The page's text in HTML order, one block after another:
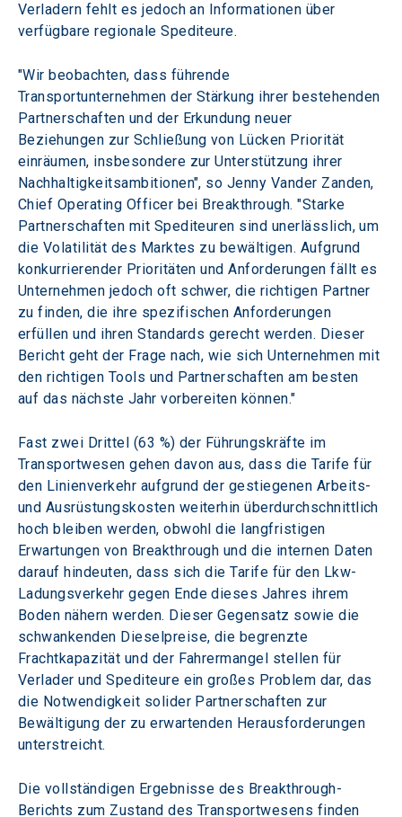
Verladern fehlt es jedoch an Informationen über
verfügbare regionale Spediteure.
"Wir beobachten, dass führende
Transportunternehmen der Stärkung ihrer bestehenden
Partnerschaften und der Erkundung neuer
Beziehungen zur Schließung von Lücken Priorität
einräumen, insbesondere zur Unterstützung ihrer
Nachhaltigkeitsambitionen", so Jenny Vander Zanden,
Chief Operating Officer bei Breakthrough. "Starke
Partnerschaften mit Spediteuren sind unerlässlich, um
die Volatilität des Marktes zu bewältigen. Aufgrund
konkurrierender Prioritäten und Anforderungen fällt es
Unternehmen jedoch oft schwer, die richtigen Partner
zu finden, die ihre spezifischen Anforderungen
erfüllen und ihren Standards gerecht werden. Dieser
Bericht geht der Frage nach, wie sich Unternehmen mit
den richtigen Tools und Partnerschaften am besten
auf das nächste Jahr vorbereiten können."
Fast zwei Drittel (63 %) der Führungskräfte im
Transportwesen gehen davon aus, dass die Tarife für
den Linienverkehr aufgrund der gestiegenen Arbeits-
und Ausrüstungskosten weiterhin überdurchschnittlich
hoch bleiben werden, obwohl die langfristigen
Erwartungen von Breakthrough und die internen Daten
darauf hindeuten, dass sich die Tarife für den Lkw-
Ladungsverkehr gegen Ende dieses Jahres ihrem
Boden nähern werden. Dieser Gegensatz sowie die
schwankenden Dieselpreise, die begrenzte
Frachtkapazität und der Fahrermangel stellen für
Verlader und Spediteure ein großes Problem dar, das
die Notwendigkeit solider Partnerschaften zur
Bewältigung der zu erwartenden Herausforderungen
unterstreicht.
Die vollständigen Ergebnisse des Breakthrough-
Berichts zum Zustand des Transportwesens finden